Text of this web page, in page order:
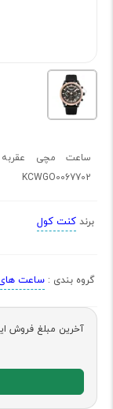
KCWGO0067702
برند کنت کول
گروه بندی : ساعت های
آخرین مبلغ فروش